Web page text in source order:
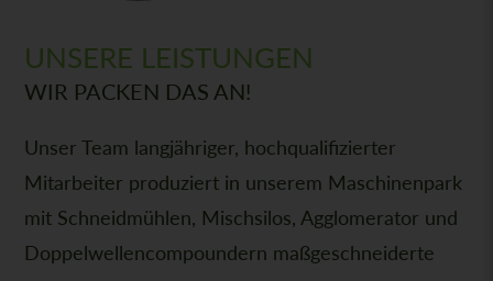
UNSERE LEISTUNGEN
WIR PACKEN DAS AN!
Unser Team langjähriger, hochqualifizierter
Mitarbeiter produziert in unserem Maschinenpark
mit Schneidmühlen, Mischsilos, Agglomerator und
Doppelwellencompoundern maßgeschneiderte